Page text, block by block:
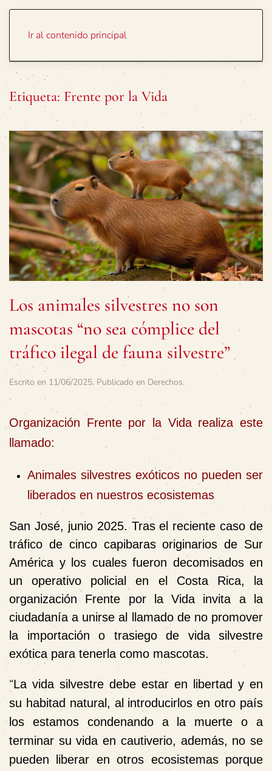
Ir al contenido principal
Etiqueta: Frente por la Vida
Los animales silvestres no son
mascotas “no sea cómplice del
tráfico ilegal de fauna silvestre”
Escrito en 11/06/2025. Publicado en Derechos.
Organización Frente por la Vida realiza este
llamado:
Animales silvestres exóticos no pueden ser
liberados en nuestros ecosistemas
San José, junio 2025. Tras el reciente caso de
tráfico de cinco capibaras originarios de Sur
América y los cuales fueron decomisados en
un operativo policial en el Costa Rica, la
organización Frente por la Vida invita a la
ciudadanía a unirse al llamado de no promover
la importación o trasiego de vida silvestre
exótica para tenerla como mascotas.
“La vida silvestre debe estar en libertad y en
su habitad natural, al introducirlos en otro país
los estamos condenando a la muerte o a
terminar su vida en cautiverio, además, no se
pueden liberar en otros ecosistemas porque